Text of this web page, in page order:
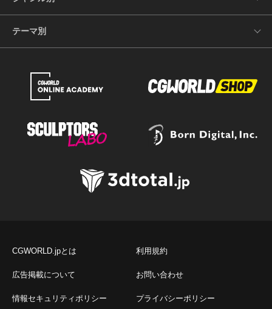
テーマ別
CGWORLD.jpとは 利用規約
広告掲載について お問い合わせ
情報セキュリティポリシー プライバシーポリシー